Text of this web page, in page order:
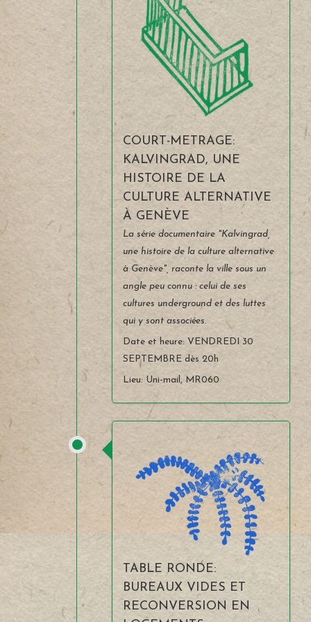
rapidement les options disponibles
sur le site et recevoir les fonds dans
un délai d’un jour ouvrable.
COURT-METRAGE:
KALVINGRAD, UNE
HISTOIRE DE LA
CULTURE ALTERNATIVE
À GENÈVE
La série documentaire "Kalvingrad,
une histoire de la culture alternative
à Genève", raconte la ville sous un
angle peu connu : celui de ses
cultures underground et des luttes
qui y sont associées.
Date et heure: VENDREDI 30
SEPTEMBRE dès 20h
Lieu: Uni-mail, MR060
TABLE RONDE:
BUREAUX VIDES ET
RECONVERSION EN